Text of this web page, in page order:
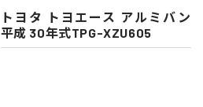
トヨタ トヨエース アルミバン
平成 30年式TPG-XZU605